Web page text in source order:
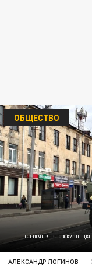
С 1 НОЯБРЯ В
ОБЩЕСТВО
АЛЕКСАНДР ЛОГИНОВ